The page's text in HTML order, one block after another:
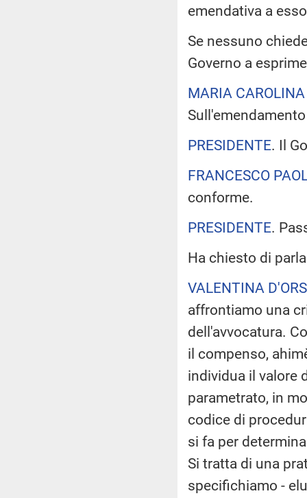
emendativa a
Se nessuno
Governo a
MARIA
PRESIDENTE. Il
FRANCESCO
conforme.
PRESIDENTE.
Ha chiesto di
VALENTINA
affrontiamo una
dell'avvocatura.
il compenso,
individua il valore
parametrato, in
codice di
si fa per
Si tratta di una
specifichiamo -